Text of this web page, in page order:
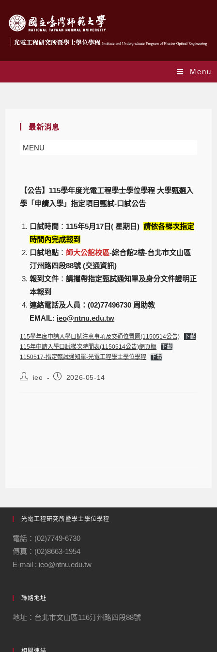
Menu
最新消息
MENU
【公告】115學年度光電工程學士學位學程 大學甄選入
學「申請入學」指定項目甄試-口試公告
口試時間 ： 115年5月17日( 星期日)請依各梯次指定
時間內完成報到
口試地點 ： 師大公館校區-綜合館2樓-台北市文山區
汀州路四段88號 (交通資訊)
報到文件 ：請攜帶指定甄試通知單及身分文件證明正
本報到
連絡電話及人員：(02)77496730 周助教
EMAIL: ieo@ntnu.edu.tw
115學年度申請入學口試注意事項及交通位置圖(1150514公告)
下載
115年申請入學口試梯次時間表(1150514公告)網頁版
下載
1150517-指定甄試通知單-光電工程學士學位學程
下載
ieo 2026-05-14
光電工程研究所暨學士學位學程
電話：(02)7749-6730
傳真：(02)8663-1954
E-mail : ieo@ntnu.edu.tw
聯絡地址
地址：台北市文山區116汀州路四段88號